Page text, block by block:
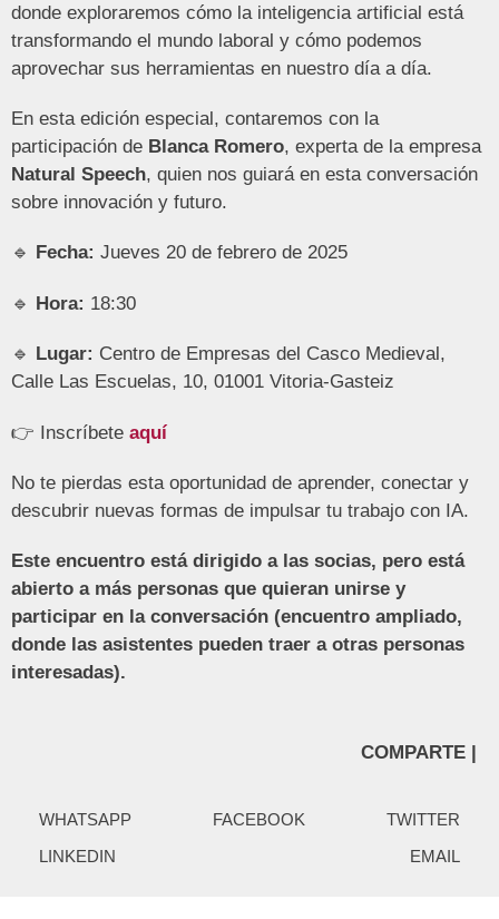
donde exploraremos cómo la inteligencia artificial está
transformando el mundo laboral y cómo podemos
aprovechar sus herramientas en nuestro día a día.
En esta edición especial, contaremos con la
participación de Blanca Romero, experta de la empresa
Natural Speech, quien nos guiará en esta conversación
sobre innovación y futuro.
🔹 Fecha: Jueves 20 de febrero de 2025
🔹 Hora: 18:30
🔹 Lugar: Centro de Empresas del Casco Medieval,
Calle Las Escuelas, 10, 01001 Vitoria-Gasteiz
👉 Inscríbete aquí
No te pierdas esta oportunidad de aprender, conectar y
descubrir nuevas formas de impulsar tu trabajo con IA.
Este encuentro está dirigido a las socias, pero está
abierto a más personas que quieran unirse y
participar en la conversación (encuentro ampliado,
donde las asistentes pueden traer a otras personas
interesadas).
COMPARTE |
WHATSAPP FACEBOOK
TWITTER
LINKEDIN
EMAIL